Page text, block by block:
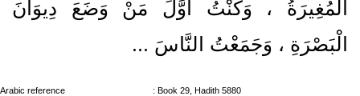
الْمُغِيرَةُ ، وَكُنْتُ أَوَّلَ مَنْ وَضَعَ دِيوَانَ
الْبَصْرَةِ ، وَجَمَعْتُ النَّاسَ ...
Arabic reference : Book 29, Hadith 5880